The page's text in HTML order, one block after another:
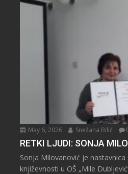
May 6, 2026 Snežana Bilić
RETKI LJUDI: SONJA
Sonja Milovanović je nastavnica
književnosti u OŠ „Mile